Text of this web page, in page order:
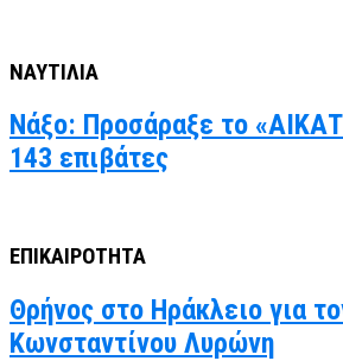
ΝΑΥΤΙΛΙΑ
Νάξο: Προσάραξε το
143 επιβάτες
ΕΠΙΚΑΙΡΟΤΗΤΑ
Θρήνος στο Ηράκλειο για
Κωνσταντίνου Λυρώνη